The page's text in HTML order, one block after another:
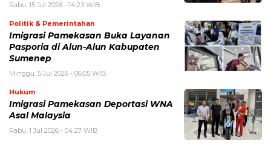
Rabu, 15 Jul 2026 - 14:23 WIB
Politik & Pemerintahan
Imigrasi Pamekasan Buka Layanan
Pasporia di Alun-Alun Kabupaten
Sumenep
Minggu, 5 Jul 2026 - 06:05 WIB
Hukum
Imigrasi Pamekasan Deportasi WNA
Asal Malaysia
Rabu, 1 Jul 2026 - 04:27 WIB